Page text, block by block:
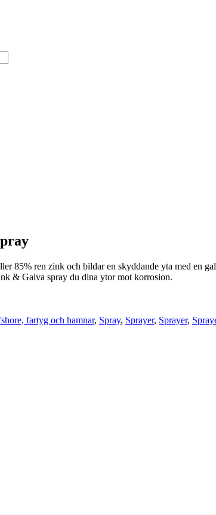
85% ren zink och bildar en skyddande yta med en
& Galva spray du dina ytor mot korrosion.
fartyg och hamnar, Spray, Sprayer, Sprayer,